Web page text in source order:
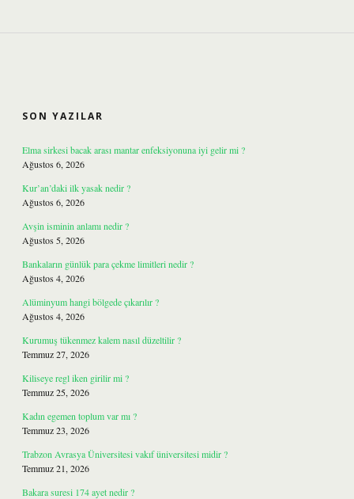
SON YAZILAR
Elma sirkesi bacak arası mantar enfeksiyonuna iyi gelir mi ?
Ağustos 6, 2026
Kur’an’daki ilk yasak nedir ?
Ağustos 6, 2026
Avşin isminin anlamı nedir ?
Ağustos 5, 2026
Bankaların günlük para çekme limitleri nedir ?
Ağustos 4, 2026
Alüminyum hangi bölgede çıkarılır ?
Ağustos 4, 2026
Kurumuş tükenmez kalem nasıl düzeltilir ?
Temmuz 27, 2026
Kiliseye regl iken girilir mi ?
Temmuz 25, 2026
Kadın egemen toplum var mı ?
Temmuz 23, 2026
Trabzon Avrasya Üniversitesi vakıf üniversitesi midir ?
Temmuz 21, 2026
Bakara suresi 174 ayet nedir ?